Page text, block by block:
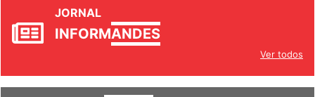
JORNAL
INFORMANDES
Ver todos